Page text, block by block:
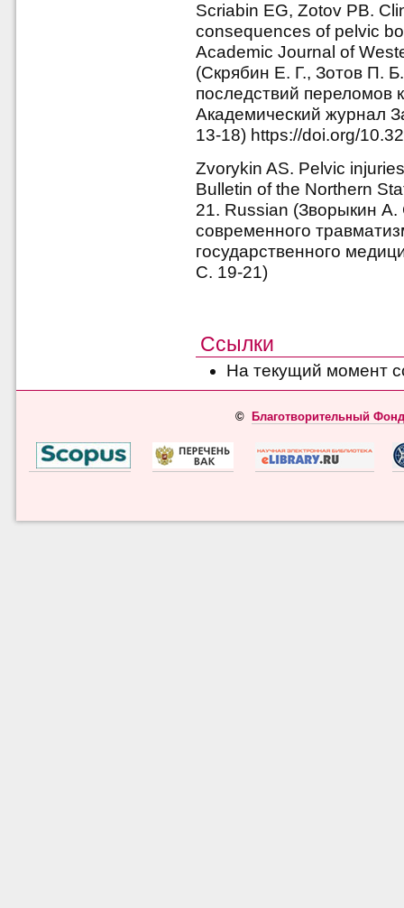
Scriabin EG, Zotov PB.
consequences of pelvic
Academic Journal of
(Скрябин Е. Г., Зотов П.
последствий переломов
Академический журнал
13-18) https://doi.org/
Zvorykin AS. Pelvic
Bulletin of the Northern
21. Russian (Зворыкин
современного
государственного
С. 19-21)
Ссылки
На текущий момент
© Благотворительный